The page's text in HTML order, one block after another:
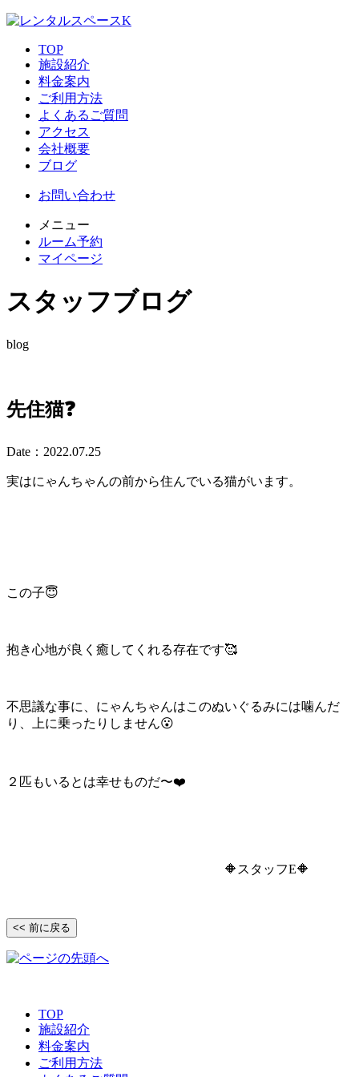
TOP
施設紹介
料金案内
ご利用方法
よくあるご質問
アクセス
会社概要
ブログ
お問い合わせ
メニュー
ルーム予約
マイページ
スタッフブログ
blog
先住猫❓
Date：2022.07.25
実はにゃんちゃんの前から住んでいる猫がいます。
この子😇
抱き心地が良く癒してくれる存在です🥰
不思議な事に、にゃんちゃんはこのぬいぐるみには噛んだ
り、上に乗ったりしません😮
２匹もいるとは幸せものだ〜❤️
🔶スタッフE🔶
<< 前に戻る
TOP
施設紹介
料金案内
ご利用方法